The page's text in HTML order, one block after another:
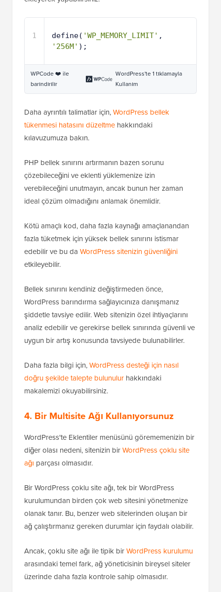
1 define( 'WP_MEMORY_LIMIT'
'256M' );
WPCode ❤️ ile
barındırılır
WordPress'te 1 tıklamayla
Kullanım
Daha ayrıntılı talimatlar için,WordPress bellek
tükenmesi hatasını düzeltme hakkındaki
kılavuzumuza bakın.
PHP bellek sınırını artırmanın bazen sorunu
çözebileceğini ve eklenti yüklemenize izin
verebileceğini unutmayın, ancak bunun her zaman
ideal çözüm olmadığını anlamak önemlidir.
Kötü amaçlı kod, daha fazla kaynağı amaçlanandan
fazla tüketmek için yüksek bellek sınırını istismar
edebilir ve bu da WordPress sitenizin güvenliğini
etkileyebilir.
Bellek sınırını kendiniz değiştirmeden önce,
WordPress barındırma sağlayıcınıza danışmanız
şiddetle tavsiye edilir. Web sitenizin özel ihtiyaçlarını
analiz edebilir ve gerekirse bellek sınırında güvenli ve
uygun bir artış konusunda tavsiyede bulunabilirler.
Daha fazla bilgi için,WordPress desteği için nasıl
doğru şekilde talepte bulunulur hakkındaki
makalemizi okuyabilirsiniz.
4. Bir Multisite Ağı Kullanıyorsunuz
WordPress'te Eklentiler menüsünü görememenizin bir
diğer olası nedeni, sitenizin birWordPress çoklu site
ağı parçası olmasıdır.
Bir WordPress çoklu site ağı, tek bir WordPress
kurulumundan birden çok web sitesini yönetmenize
olanak tanır. Bu, benzer web sitelerinden oluşan bir
ağ çalıştırmanız gereken durumlar için faydalı olabilir.
Ancak, çoklu site ağı ile tipik birWordPress kurulumu
arasındaki temel fark, ağ yöneticisinin bireysel siteler
üzerinde daha fazla kontrole sahip olmasıdır.